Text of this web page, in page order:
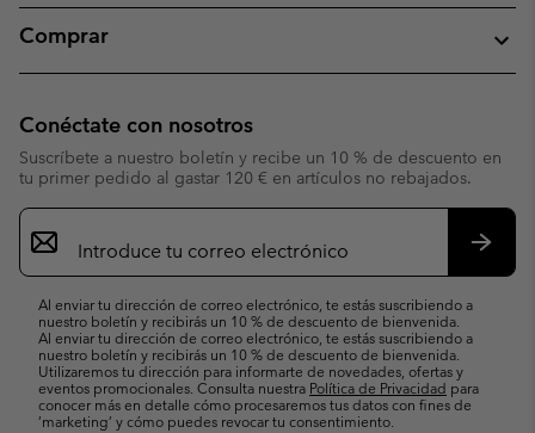
Comprar
Conéctate con nosotros
Suscríbete a nuestro boletín y recibe un 10 % de descuento en
tu primer pedido al gastar 120 € en artículos no rebajados.
Suscripción
de
correo
Al enviar tu dirección de correo electrónico, te estás suscribiendo a
nuestro boletín y recibirás un 10 % de descuento de bienvenida.
Al enviar tu dirección de correo electrónico, te estás suscribiendo a
nuestro boletín y recibirás un 10 % de descuento de bienvenida.
Utilizaremos tu dirección para informarte de novedades, ofertas y
eventos promocionales. Consulta nuestra Política de Privacidad para
conocer más en detalle cómo procesaremos tus datos con fines de
’marketing’ y cómo puedes revocar tu consentimiento.